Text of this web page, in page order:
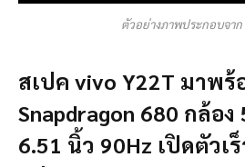
ตัวอย่างภาพประกอบจาก
สเปค vivo Y22T มาพ
Snapdragon 680 กล้อง
6.51 นิ้ว 90Hz เปิดตัวเ